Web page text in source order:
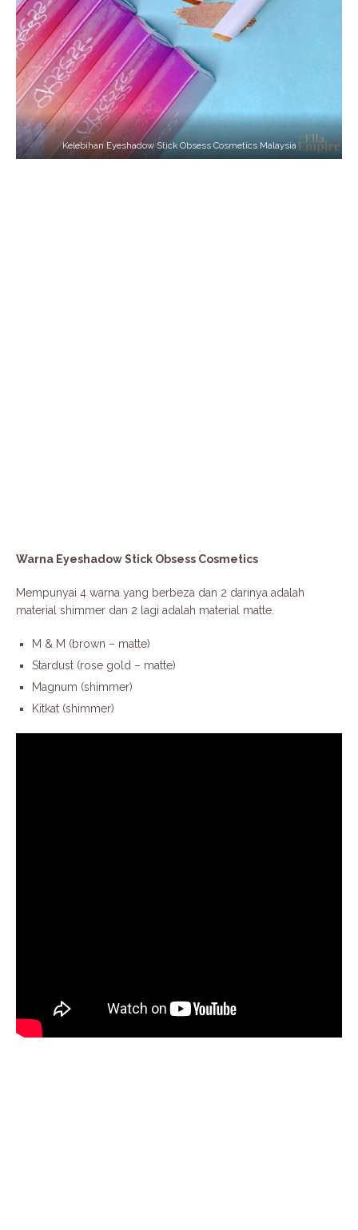
Kelebihan Eyeshadow Stick Obsess Cosmetics Malaysia
Warna Eyeshadow Stick Obsess Cosmetics
Mempunyai 4 warna yang berbeza dan 2 darinya adalah
material shimmer dan 2 lagi adalah material matte.
M & M (brown – matte)
Stardust (rose gold – matte)
Magnum (shimmer)
Kitkat (shimmer)